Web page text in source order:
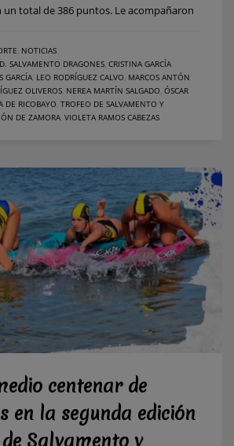
un total de 386 puntos. Le acompañaron
NOTICIAS
SALVAMENTO DRAGONES CRISTINA GARCÍA
GARCÍA LEO RODRÍGUEZ CALVO MARCOS ANTÓN
OLIVEROS NEREA MARTÍN SALGADO ÓSCAR
DE RICOBAYO TROFEO DE SALVAMENTO Y
DE ZAMORA VIOLETA RAMOS CABEZAS
centenar de
en la segunda edición